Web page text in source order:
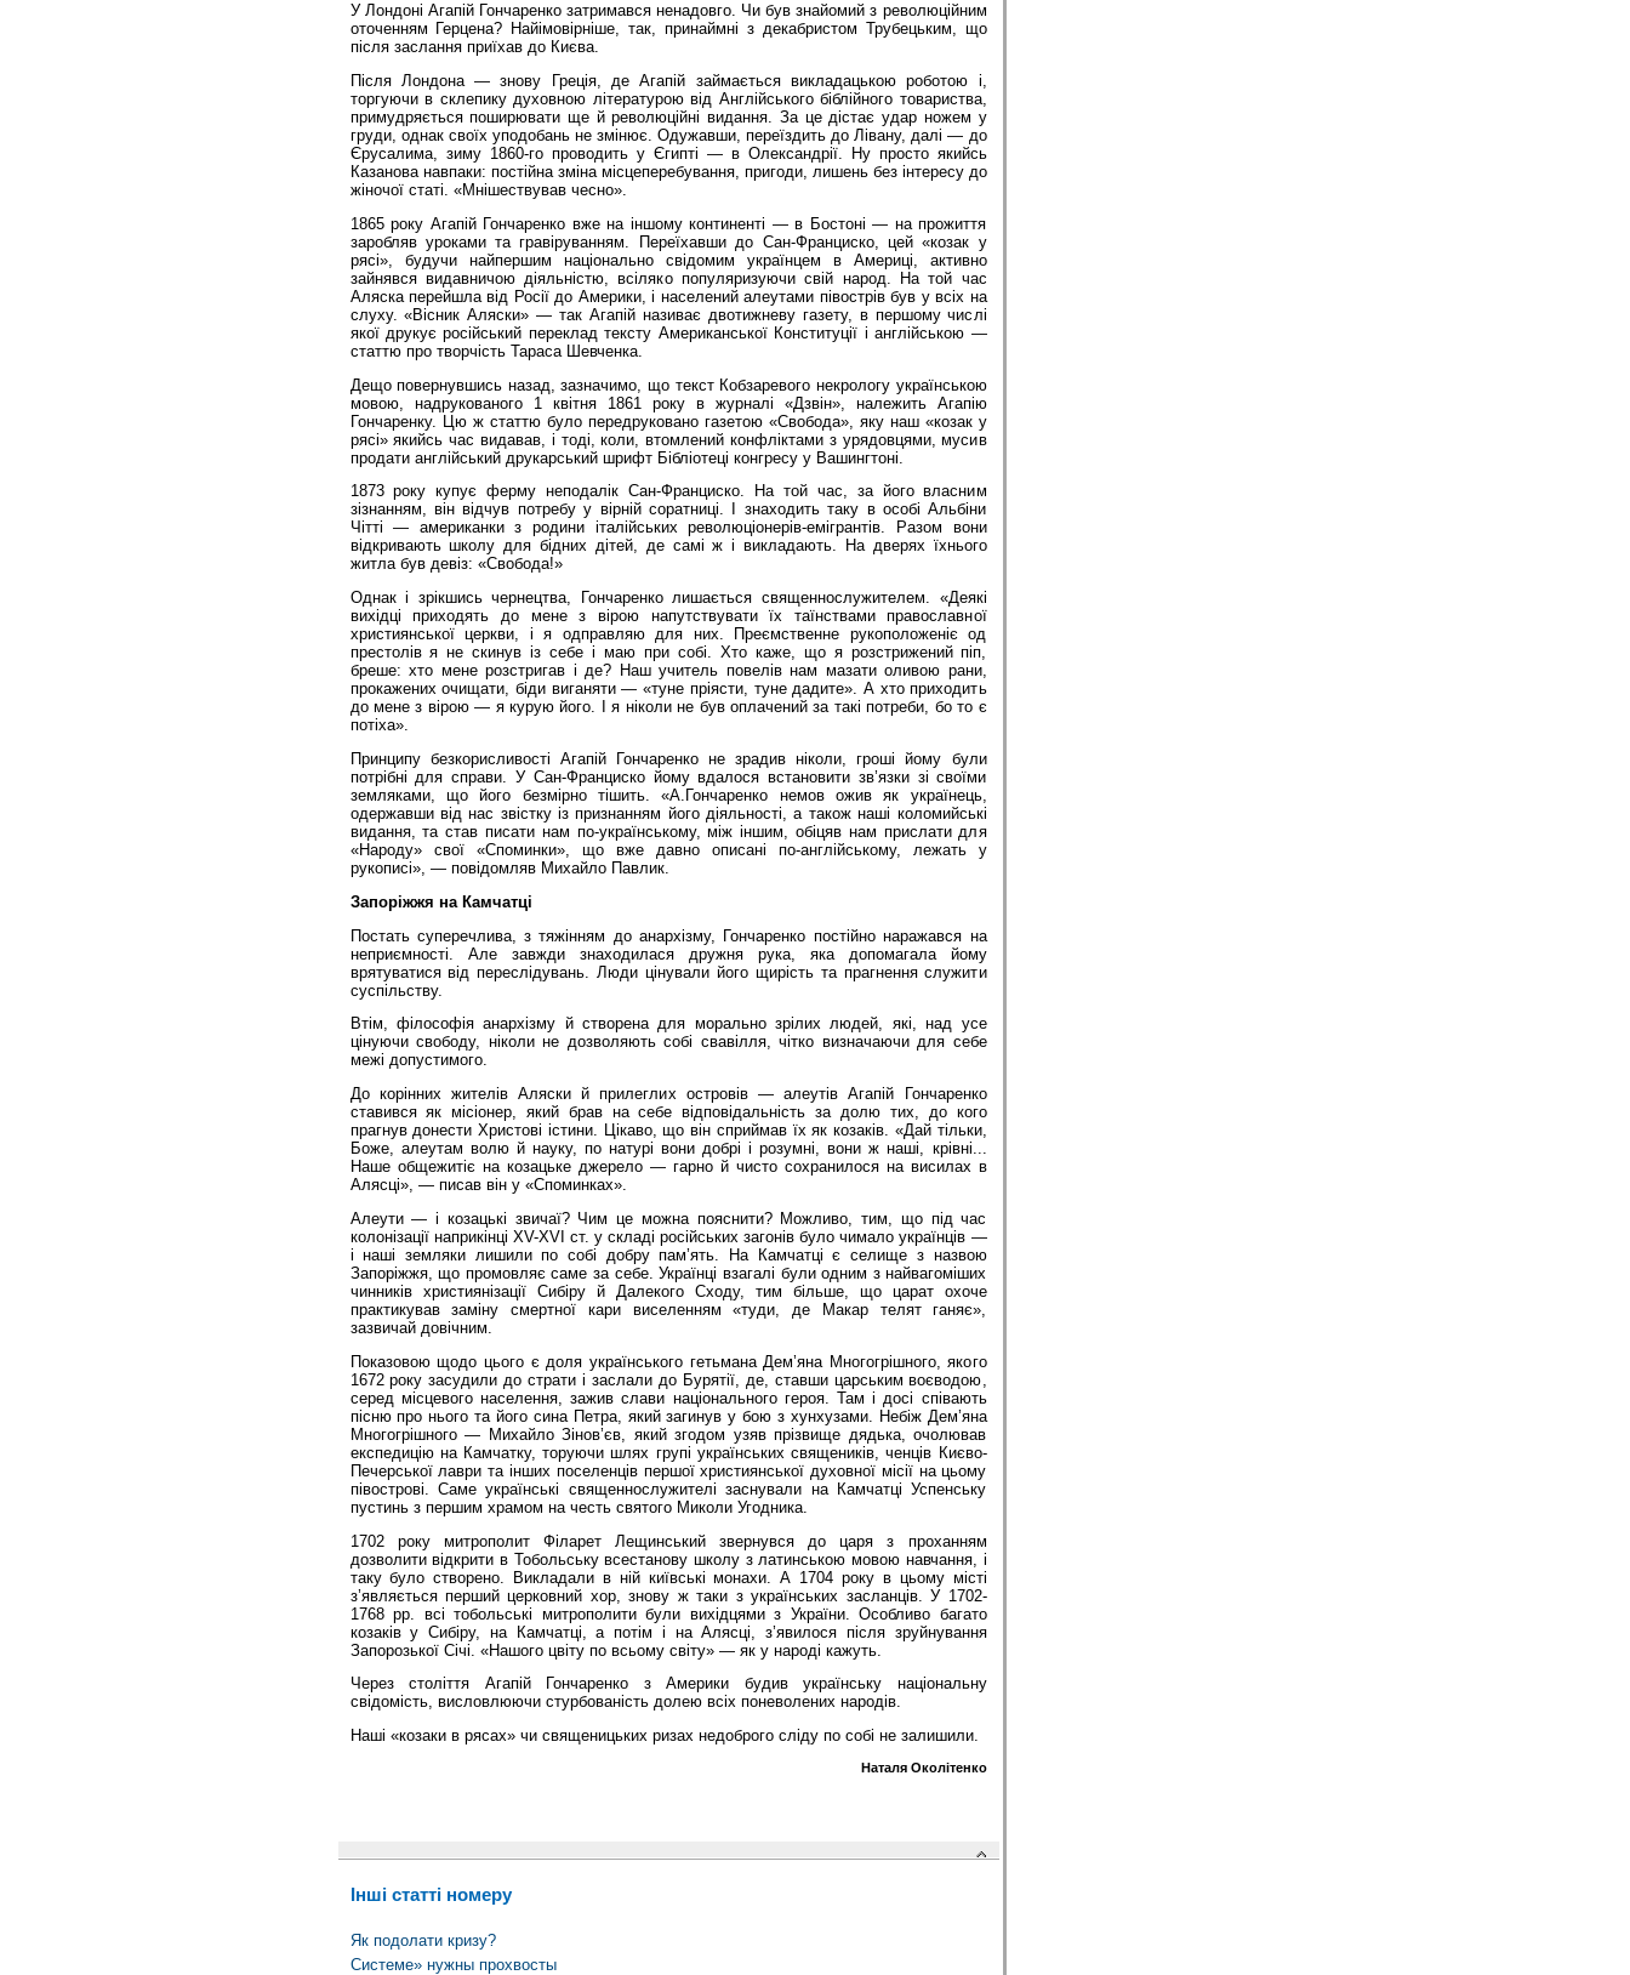
У Лондоні Агапій Гончаренко затримався ненадовго. Чи був знайомий з революційним
оточенням Герцена? Найімовірніше, так, принаймні з декабристом Трубецьким, що
після заслання приїхав до Києва.
Після Лондона — знову Греція, де Агапій займається викладацькою роботою і,
торгуючи в склепику духовною літературою від Англійського біблійного товариства,
примудряється поширювати ще й революційні видання. За це дістає удар ножем у
груди, однак своїх уподобань не змінює. Одужавши, переїздить до Лівану, далі — до
Єрусалима, зиму 1860-го проводить у Єгипті — в Олександрії. Ну просто якийсь
Казанова навпаки: постійна зміна місцеперебування, пригоди, лишень без інтересу до
жіночої статі. «Мнішествував чесно».
1865 року Агапій Гончаренко вже на іншому континенті — в Бостоні — на прожиття
заробляв уроками та гравіруванням. Переїхавши до Сан-Франциско, цей «козак у
рясі», будучи найпершим національно свідомим українцем в Америці, активно
зайнявся видавничою діяльністю, всіляко популяризуючи свій народ. На той час
Аляска перейшла від Росії до Америки, і населений алеутами півострів був у всіх на
слуху. «Вісник Аляски» — так Агапій називає двотижневу газету, в першому числі
якої друкує російський переклад тексту Американської Конституції і англійською —
статтю про творчість Тараса Шевченка.
Дещо повернувшись назад, зазначимо, що текст Кобзаревого некрологу українською
мовою, надрукованого 1 квітня 1861 року в журналі «Дзвін», належить Агапію
Гончаренку. Цю ж статтю було передруковано газетою «Свобода», яку наш «козак у
рясі» якийсь час видавав, і тоді, коли, втомлений конфліктами з урядовцями, мусив
продати англійський друкарський шрифт Бібліотеці конгресу у Вашингтоні.
1873 року купує ферму неподалік Сан-Франциско. На той час, за його власним
зізнанням, він відчув потребу у вірній соратниці. І знаходить таку в особі Альбіни
Чітті — американки з родини італійських революціонерів-емігрантів. Разом вони
відкривають школу для бідних дітей, де самі ж і викладають. На дверях їхнього
житла був девіз: «Свобода!»
Однак і зрікшись чернецтва, Гончаренко лишається священнослужителем. «Деякі
вихідці приходять до мене з вірою напутствувати їх таїнствами православної
християнської церкви, і я одправляю для них. Преємственне рукоположеніє од
престолів я не скинув із себе і маю при собі. Хто каже, що я розстрижений піп,
бреше: хто мене розстригав і де? Наш учитель повелів нам мазати оливою рани,
прокажених очищати, біди виганяти — «туне пріясти, туне дадите». А хто приходить
до мене з вірою — я курую його. І я ніколи не був оплачений за такі потреби, бо то є
потіха».
Принципу безкорисливості Агапій Гончаренко не зрадив ніколи, гроші йому були
потрібні для справи. У Сан-Франциско йому вдалося встановити зв’язки зі своїми
земляками, що його безмірно тішить. «А.Гончаренко немов ожив як українець,
одержавши від нас звістку із признанням його діяльності, а також наші коломийські
видання, та став писати нам по-українському, між іншим, обіцяв нам прислати для
«Народу» свої «Споминки», що вже давно описані по-англійському, лежать у
рукописі», — повідомляв Михайло Павлик.
Запоріжжя на Камчатці
Постать суперечлива, з тяжінням до анархізму, Гончаренко постійно наражався на
неприємності. Але завжди знаходилася дружня рука, яка допомагала йому
врятуватися від переслідувань. Люди цінували його щирість та прагнення служити
суспільству.
Втім, філософія анархізму й створена для морально зрілих людей, які, над усе
цінуючи свободу, ніколи не дозволяють собі свавілля, чітко визначаючи для себе
межі допустимого.
До корінних жителів Аляски й прилеглих островів — алеутів Агапій Гончаренко
ставився як місіонер, який брав на себе відповідальність за долю тих, до кого
прагнув донести Христові істини. Цікаво, що він сприймав їх як козаків. «Дай тільки,
Боже, алеутам волю й науку, по натурі вони добрі і розумні, вони ж наші, крівні...
Наше общежитіє на козацьке джерело — гарно й чисто сохранилося на висилах в
Алясці», — писав він у «Споминках».
Алеути — і козацькі звичаї? Чим це можна пояснити? Можливо, тим, що під час
колонізації наприкінці XV-XVI ст. у складі російських загонів було чимало українців —
і наші земляки лишили по собі добру пам’ять. На Камчатці є селище з назвою
Запоріжжя, що промовляє саме за себе. Українці взагалі були одним з найвагоміших
чинників християнізації Сибіру й Далекого Сходу, тим більше, що царат охоче
практикував заміну смертної кари виселенням «туди, де Макар телят ганяє»,
зазвичай довічним.
Показовою щодо цього є доля українського гетьмана Дем’яна Многогрішного, якого
1672 року засудили до страти і заслали до Бурятії, де, ставши царським воєводою,
серед місцевого населення, зажив слави національного героя. Там і досі співають
пісню про нього та його сина Петра, який загинув у бою з хунхузами. Небіж Дем’яна
Многогрішного — Михайло Зінов’єв, який згодом узяв прізвище дядька, очолював
експедицію на Камчатку, торуючи шлях групі українських священиків, ченців Києво-
Печерської лаври та інших поселенців першої християнської духовної місії на цьому
півострові. Саме українські священнослужителі заснували на Камчатці Успенську
пустинь з першим храмом на честь святого Миколи Угодника.
1702 року митрополит Філарет Лещинський звернувся до царя з проханням
дозволити відкрити в Тобольську всестанову школу з латинською мовою навчання, і
таку було створено. Викладали в ній київські монахи. А 1704 року в цьому місті
з’являється перший церковний хор, знову ж таки з українських засланців. У 1702-
1768 рр. всі тобольські митрополити були вихідцями з України. Особливо багато
козаків у Сибіру, на Камчатці, а потім і на Алясці, з’явилося після зруйнування
Запорозької Січі. «Нашого цвіту по всьому світу» — як у народі кажуть.
Через століття Агапій Гончаренко з Америки будив українську національну
свідомість, висловлюючи стурбованість долею всіх поневолених народів.
Наші «козаки в рясах» чи священицьких ризах недоброго сліду по собі не залишили.
Наталя Околітенко
Інші статті номеру
Як подолати кризу?
Системе» нужны прохвосты